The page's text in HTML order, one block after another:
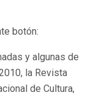
botón:
y algunas de
la Revista
de Cultura,